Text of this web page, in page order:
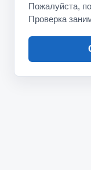
Пожалуйста,
Проверка